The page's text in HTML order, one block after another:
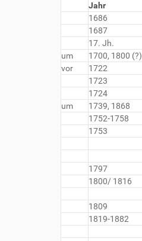
Jahr
1686
1687
17. Jh.
um
1700, 1800 (?)
vor
1722
1723
1724
um
1739, 1868
1752-1758
1753
1797
1800/ 1816
1809
1819-1882